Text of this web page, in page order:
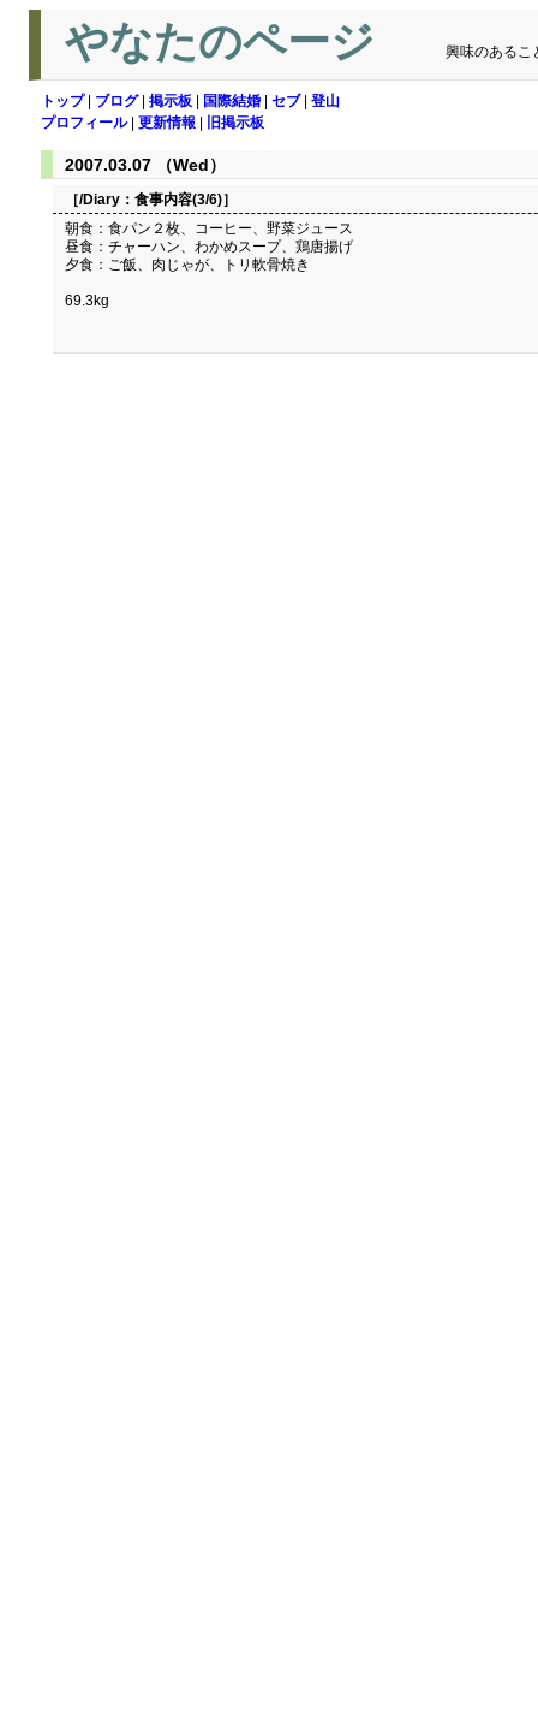
やなたのページ 興味のあるこ
トップ| ブログ| 掲示板 国際結婚 セブ| 登山
プロフィール| 更新情報 旧掲示板
2007.03.07 （Wed）
［/Diary： 食事内容(3/6)］
朝食：食パン２枚、コーヒー、野菜ジュース
昼食：チャーハン、わかめスープ、鶏唐揚げ
夕食：ご飯、肉じゃが、トリ軟骨焼き
69.3kg